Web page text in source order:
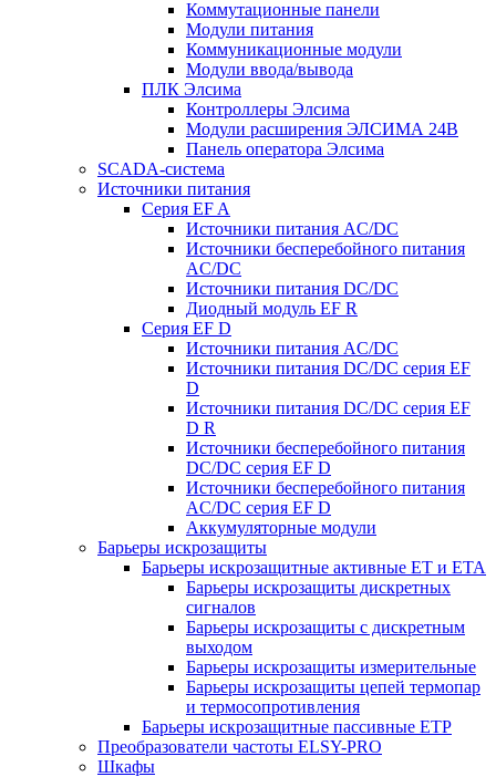
Коммутационные панели
Модули питания
Коммуникационные модули
Модули ввода/вывода
ПЛК Элсима
Контроллеры Элсима
Модули расширения ЭЛСИМА 24В
Панель оператора Элсима
SCADA-система
Источники питания
Серия EF A
Источники питания AC/DC
Источники бесперебойного питания
AC/DC
Источники питания DC/DC
Диодный модуль EF R
Серия EF D
Источники питания AC/DC
Источники питания DC/DC серия EF
D
Источники питания DC/DC серия EF
D R
Источники бесперебойного питания
DC/DC серия EF D
Источники бесперебойного питания
AC/DC серия EF D
Аккумуляторные модули
Барьеры искрозащиты
Барьеры искрозащитные активные ET и ETA
Барьеры искрозащиты дискретных
сигналов
Барьеры искрозащиты с дискретным
выходом
Барьеры искрозащиты измерительные
Барьеры искрозащиты цепей термопар
и термосопротивления
Барьеры искрозащитные пассивные ЕТР
Преобразователи частоты ELSY-PRO
Шкафы